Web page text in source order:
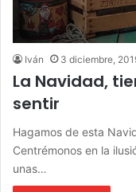
Iván 3 diciembre,
La Navidad,
sentir
Hagamos de esta
Centrémonos en la
unas…